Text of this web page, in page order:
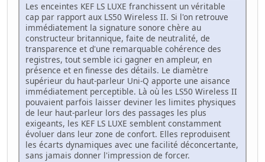
Les enceintes KEF LS LUXE franchissent un véritable
cap par rapport aux LS50 Wireless II. Si l'on retrouve
immédiatement la signature sonore chère au
constructeur britannique, faite de neutralité, de
transparence et d'une remarquable cohérence des
registres, tout semble ici gagner en ampleur, en
présence et en finesse des détails. Le diamètre
supérieur du haut-parleur Uni-Q apporte une aisance
immédiatement perceptible. Là où les LS50 Wireless II
pouvaient parfois laisser deviner les limites physiques
de leur haut-parleur lors des passages les plus
exigeants, les KEF LS LUXE semblent constamment
évoluer dans leur zone de confort. Elles reproduisent
les écarts dynamiques avec une facilité déconcertante,
sans jamais donner l'impression de forcer.